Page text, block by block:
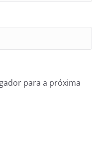
para a próxima